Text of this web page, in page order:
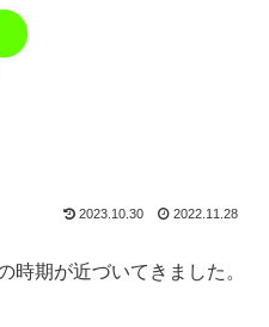
2023.10.30 2022.11.28
時期が近づいてきました。